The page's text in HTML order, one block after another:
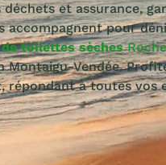
et assurance,
pour
toilettes sèches
Vendée.
à toutes vos